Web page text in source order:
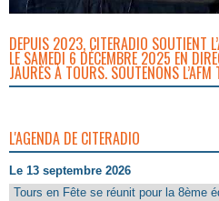
DEPUIS 2023, CITERADIO SOUTIENT
LE SAMEDI 6 DÉCEMBRE 2025 EN
JAURÈS À TOURS. SOUTENONS
L'AGENDA DE CITERADIO
Le 13 septembre 2026
Tours en Fête se réunit pour la 8ème